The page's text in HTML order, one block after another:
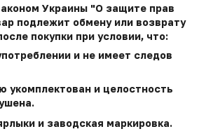
Украины "О защите прав
подлежит обмену или возврату
покупки при условии, что:
и не имеет следов
укомплектован и целостность
и заводская маркировка.